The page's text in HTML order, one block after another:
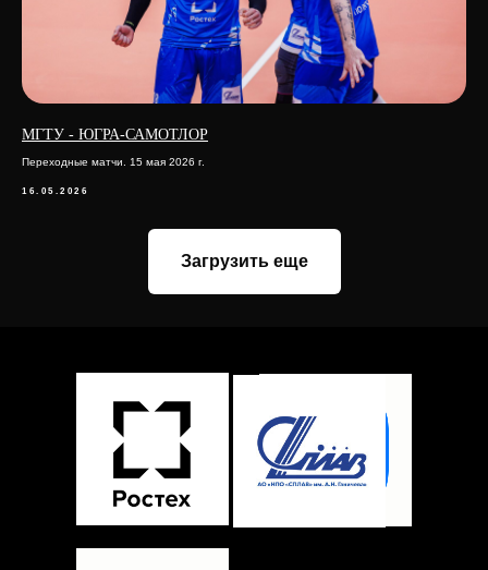
МГТУ - ЮГРА-САМОТЛОР
Переходные матчи. 15 мая 2026 г.
16.05.2026
Загрузить еще